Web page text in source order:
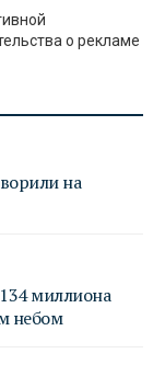
о рекламе
на
миллиона
небом